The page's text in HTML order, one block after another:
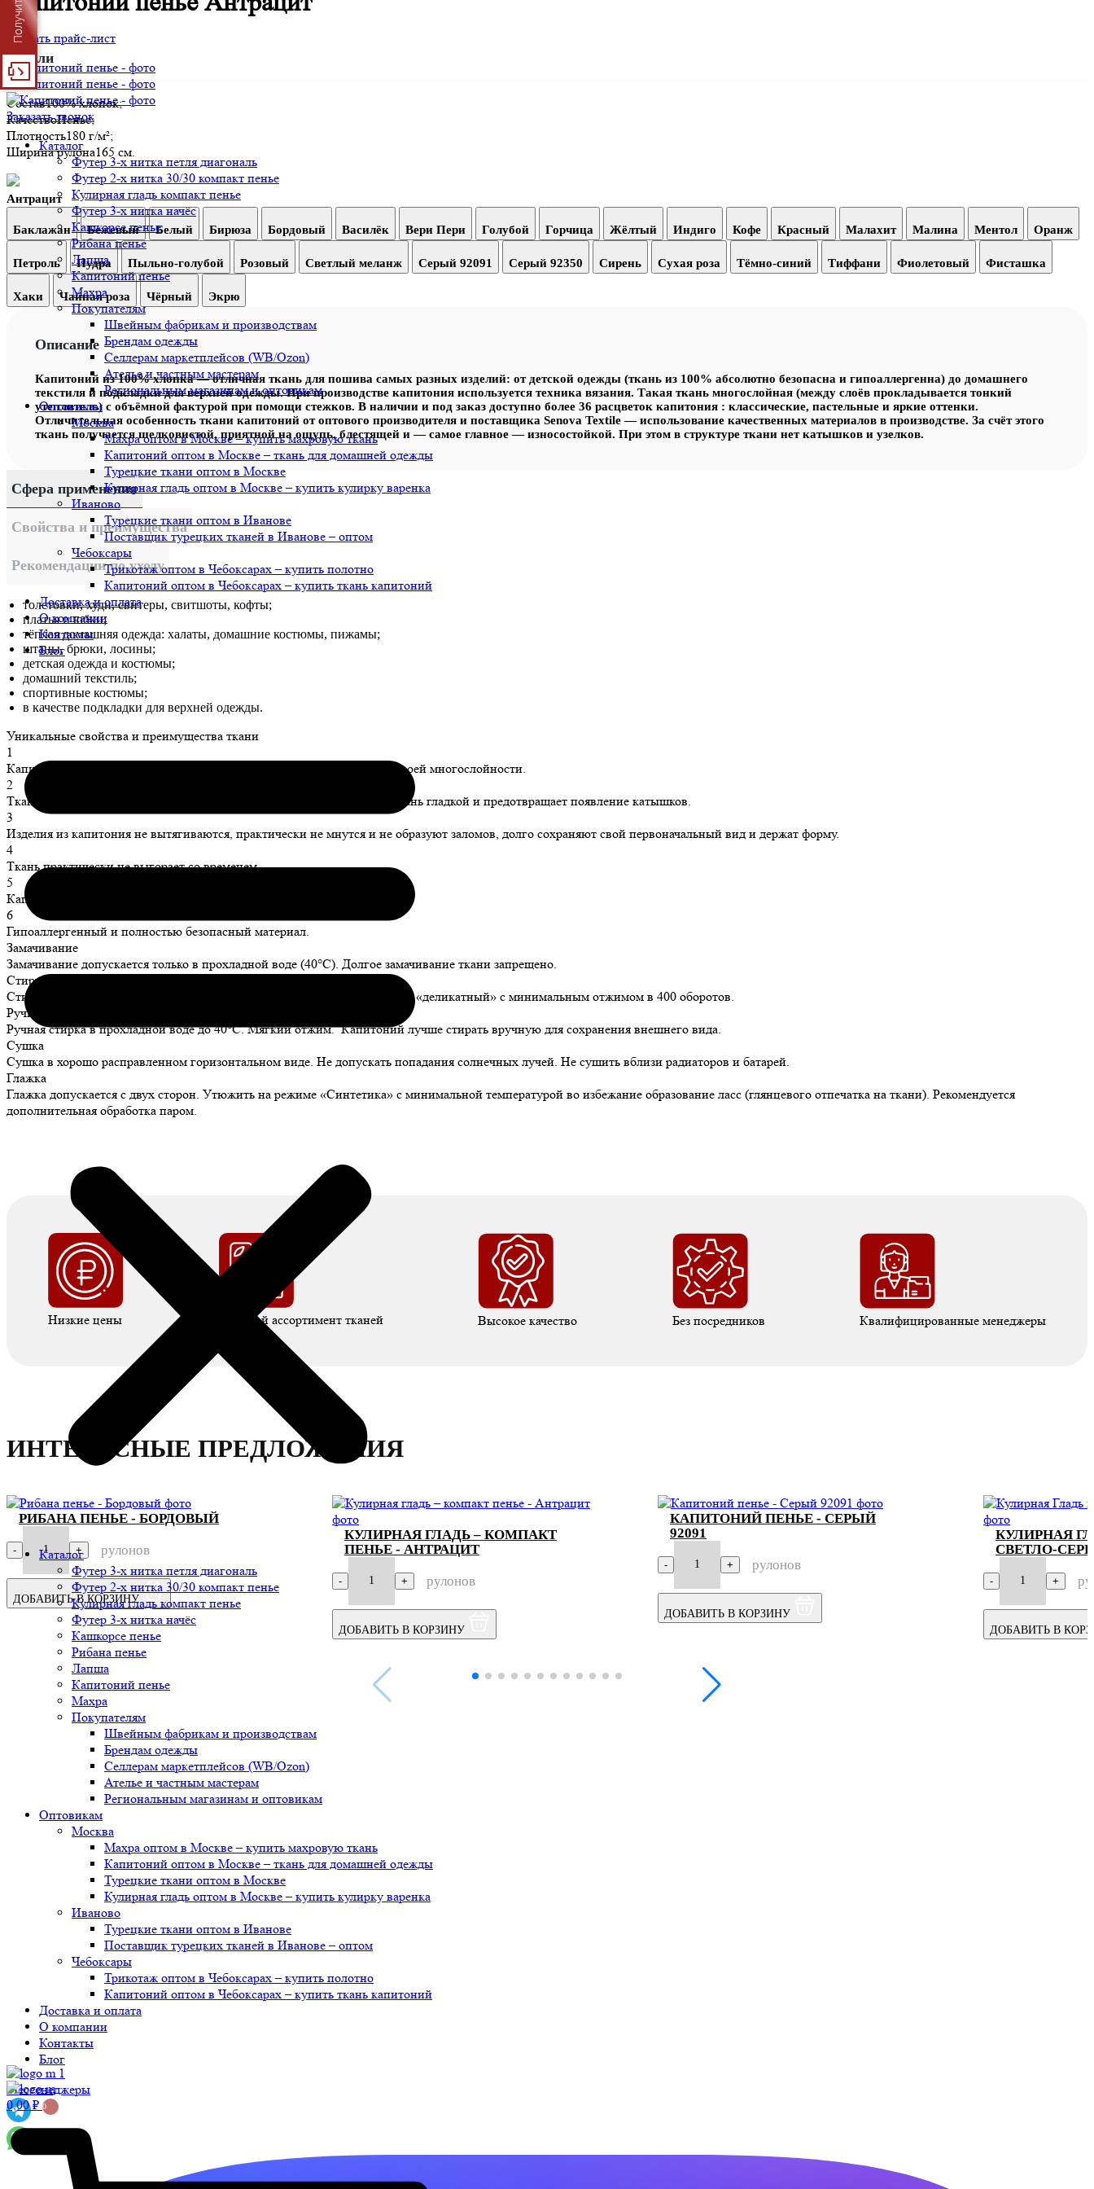
Скачать прайс-лист
Заказать звонок
Каталог
Футер 3-х нитка петля диагональ
Футер 2-х нитка 30/30 компакт пенье
Кулирная гладь компакт пенье
Футер 3-х нитка начёс
Кашкорсе пенье
Рибана пенье
Лапша
Капитоний пенье
Махра
Покупателям
Швейным фабрикам и производствам
Брендам одежды
Селлерам маркетплейсов (WB/Ozon)
Ателье и частным мастерам
Региональным магазинам и оптовикам
Оптовикам
Москва
Махра оптом в Москве – купить махровую ткань
Капитоний оптом в Москве – ткань для домашней одежды
Турецкие ткани оптом в Москве
Кулирная гладь оптом в Москве – купить кулирку варенка
Иваново
Турецкие ткани оптом в Иванове
Поставщик турецких тканей в Иванове – оптом
Чебоксары
Трикотаж оптом в Чебоксарах – купить полотно
Капитоний оптом в Чебоксарах – купить ткань капитоний
Доставка и оплата
О компании
Контакты
Блог
Каталог
Футер 3-х нитка петля диагональ
Футер 2-х нитка 30/30 компакт пенье
Кулирная гладь компакт пенье
Футер 3-х нитка начёс
Кашкорсе пенье
Рибана пенье
Лапша
Капитоний пенье
Махра
Покупателям
Швейным фабрикам и производствам
Брендам одежды
Селлерам маркетплейсов (WB/Ozon)
Ателье и частным мастерам
Региональным магазинам и оптовикам
Оптовикам
Москва
Махра оптом в Москве – купить махровую ткань
Капитоний оптом в Москве – ткань для домашней одежды
Турецкие ткани оптом в Москве
Кулирная гладь оптом в Москве – купить кулирку варенка
Иваново
Турецкие ткани оптом в Иванове
Поставщик турецких тканей в Иванове – оптом
Чебоксары
Трикотаж оптом в Чебоксарах – купить полотно
Капитоний оптом в Чебоксарах – купить ткань капитоний
Доставка и оплата
О компании
Контакты
Блог
0,00₽ 0
Детали
Состав100% хлопок;
КачествоПенье;
Плотность180 г/м²;
Ширина рулона165 см.
Антрацит
Баклажан Бежевый Белый Бирюза Бордовый Василёк Вери Пери Голубой Горчица Жёлтый Индиго Кофе Красный Малахит Малина Ментол Оранж
Петроль Пудра Пыльно-голубой Розовый Светлый меланж Серый 92091 Серый 92350 Сирень Сухая роза Тёмно-синий Тиффани Фиолетовый Фисташка
Хаки Чайная роза Чёрный Экрю
Описание
Капитоний из 100% хлопка — отличная ткань для пошива самых разных изделий: от детской одежды (ткань из 100% абсолютно безопасна и гипоаллергенна) до домашнего
текстиля и подкладки для верхней одежды. При производстве капитония используется техника вязания. Такая ткань многослойная (между слоёв прокладывается тонкий
утеплитель) с объёмной фактурой при помощи стежков. В наличии и под заказ доступно более 36 расцветок капитония : классические, пастельные и яркие оттенки.
Отличительная особенность ткани капитоний от оптового производителя и поставщика Senova Textile — использование качественных материалов в производстве. За счёт этого
ткань получается шелковистой, приятной на ощупь, блестящей и — самое главное — износостойкой. При этом в структуре ткани нет катышков и узелков.
Сфера применения
Свойства и преимущества
Рекомендации по уходу
толстовки, худи, свитеры, свитшоты, кофты;
платья и юбки;
тёплая домашняя одежда: халаты, домашние костюмы, пижамы;
штаны, брюки, лосины;
детская одежда и костюмы;
домашний текстиль;
спортивные костюмы;
в качестве подкладки для верхней одежды.
Уникальные свойства и преимущества ткани
1
Капитоний прекрасно защищает от холода, ветра и перегрева за счёт своей многослойности.
2
Ткань очень мягкая и приятная на ощупь, а технология пенье делает ткань гладкой и предотвращает появление катышков.
3
Изделия из капитония не вытягиваются, практически не мнутся и не образуют заломов, долго сохраняют свой первоначальный вид и держат форму.
4
Ткань практически не выгорает со временем.
5
Капитоний не накапливает статическое электричество.
6
Гипоаллергенный и полностью безопасный материал.
Замачивание
Замачивание допускается только в прохладной воде (40°C). Долгое замачивание ткани запрещено.
Стирка в стиральной машине
Стирка в стиральной машине на режиме «хлопок», «ручная стирка» или «деликатный» с минимальным отжимом в 400 оборотов.
Ручная стирка
Ручная стирка в прохладной воде до 40°C. Мягкий отжим. Капитоний лучше стирать вручную для сохранения внешнего вида.
Сушка
Сушка в хорошо расправленном горизонтальном виде. Не допускать попадания солнечных лучей. Не сушить вблизи радиаторов и батарей.
Глажка
Глажка допускается с двух сторон. Утюжить на режиме «Синтетика» с минимальной температурой во избежание образование ласс (глянцевого отпечатка на ткани). Рекомендуется
дополнительная обработка паром.
Низкие цены Большой ассортимент тканей Высокое качество Без посредников Квалифицированные менеджеры
ИНТЕРЕСНЫЕ ПРЕДЛОЖЕНИЯ
РИБАНА ПЕНЬЕ - БОРДОВЫЙ
- 1 + рулонов
ДОБАВИТЬ В КОРЗИНУ
КУЛИРНАЯ ГЛАДЬ – КОМПАКТ
ПЕНЬЕ - АНТРАЦИТ
- 1 + рулонов
ДОБАВИТЬ В КОРЗИНУ
КАПИТОНИЙ ПЕНЬЕ - СЕРЫЙ
92091
- 1 + рулонов
ДОБАВИТЬ В КОРЗИНУ
КУЛИРНАЯ
СВЕТЛО-
- 1 +
ДОБАВИТЬ В
Мессенеджеры